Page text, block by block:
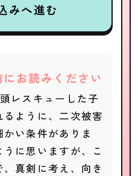
みへ進む
お読みください
レスキューした子
ように、二次被害
い条件がありま
に思いますが、こ
真剣に考え、向き